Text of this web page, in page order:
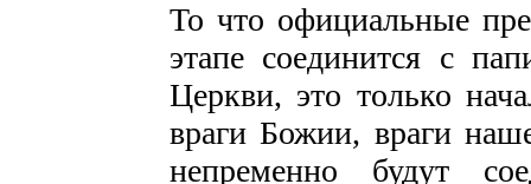
То что официальные
этапе соединится с
Церкви, это только
враги Божии, враги
непременно будут